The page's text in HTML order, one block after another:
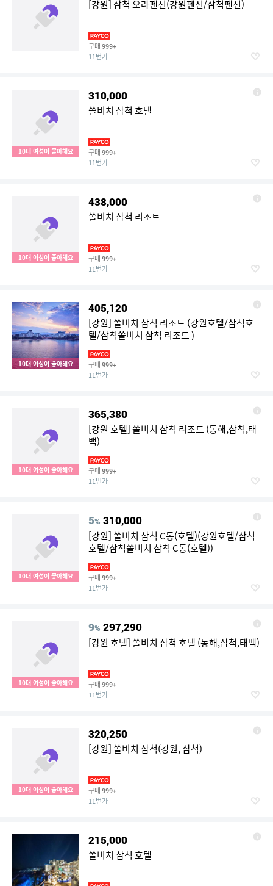
[강원] 삼척 오라펜션(강원펜션/삼척펜션)
구매 999+
11번가
10대 여성이 좋아해요
310,000
쏠비치 삼척 호텔
구매 999+
11번가
10대 여성이 좋아해요
438,000
쏠비치 삼척 리조트
구매 999+
11번가
10대 여성이 좋아해요
405,120
[강원] 쏠비치 삼척 리조트 (강원호텔/삼척호
텔/삼척쏠비치 삼척 리조트 )
구매 999+
11번가
10대 여성이 좋아해요
365,380
[강원 호텔] 쏠비치 삼척 리조트 (동해,삼척,태
백)
구매 999+
11번가
10대 여성이 좋아해요
5% 310,000
[강원] 쏠비치 삼척 C동(호텔)(강원호텔/삼척
호텔/삼척쏠비치 삼척 C동(호텔))
구매 999+
11번가
10대 여성이 좋아해요
9% 297,290
[강원 호텔] 쏠비치 삼척 호텔 (동해,삼척,태백)
구매 999+
11번가
10대 여성이 좋아해요
320,250
[강원] 쏠비치 삼척(강원, 삼척)
구매 999+
11번가
215,000
쏠비치 삼척 호텔